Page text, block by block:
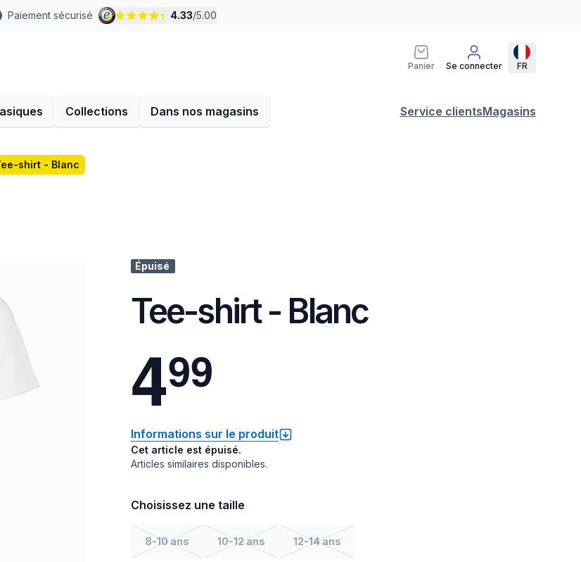
Paiement sécurisé 4.33/5.00
Panier Se connecter FR
Collections Dans nos magasins Service clientsMagasins
shirt - Blanc
Épuisé
Tee-shirt - Blanc
499
Informations sur le produit
Cet article est épuisé.
Articles similaires disponibles.
Choisissez une taille
8-10 ans 10-12 ans 12-14 ans